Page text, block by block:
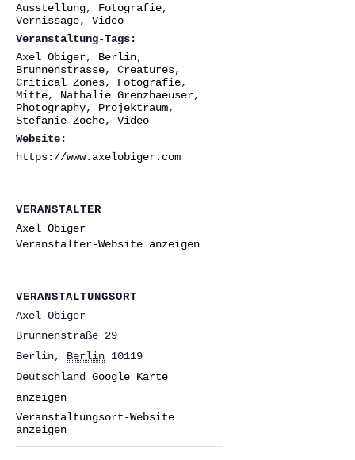
Ausstellung, Fotografie,
Vernissage, Video
Veranstaltung-Tags:
Axel Obiger, Berlin,
Brunnenstrasse, Creatures,
Critical Zones, Fotografie,
Mitte, Nathalie Grenzhaeuser,
Photography, Projektraum,
Stefanie Zoche, Video
Website:
https://www.axelobiger.com
VERANSTALTUNGSORT
Axel Obiger
Brunnenstraße 29
Berlin, Berlin 10119
Deutschland
Google Karte
anzeigen
Veranstaltungsort-Website
anzeigen
VERANSTALTER
Axel Obiger
Veranstalter-Website anzeigen